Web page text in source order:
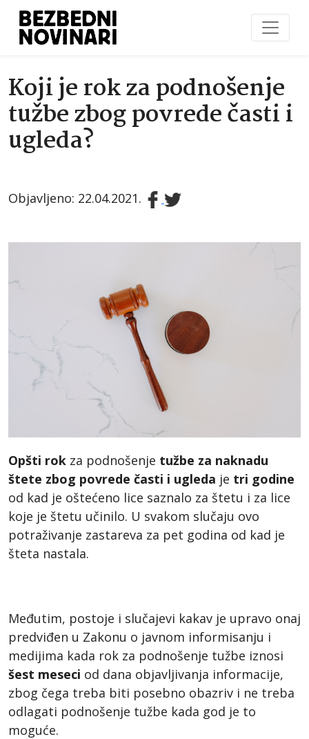
Koji je rok za podnošenje
tužbe zbog povrede časti i
ugleda?
Objavljeno: 22.04.2021.
Opšti rok za podnošenje tužbe za naknadu
štete zbog povrede časti i ugleda je tri godine
od kad je oštećeno lice saznalo za štetu i za lice
koje je štetu učinilo. U svakom slučaju ovo
potraživanje zastareva za pet godina od kad je
šteta nastala.
Međutim, postoje i slučajevi kakav je upravo onaj
predviđen u Zakonu o javnom informisanju i
medijima kada rok za podnošenje tužbe iznosi
šest meseci od dana objavljivanja informacije,
zbog čega treba biti posebno obazriv i ne treba
odlagati podnošenje tužbe kada god je to
moguće.